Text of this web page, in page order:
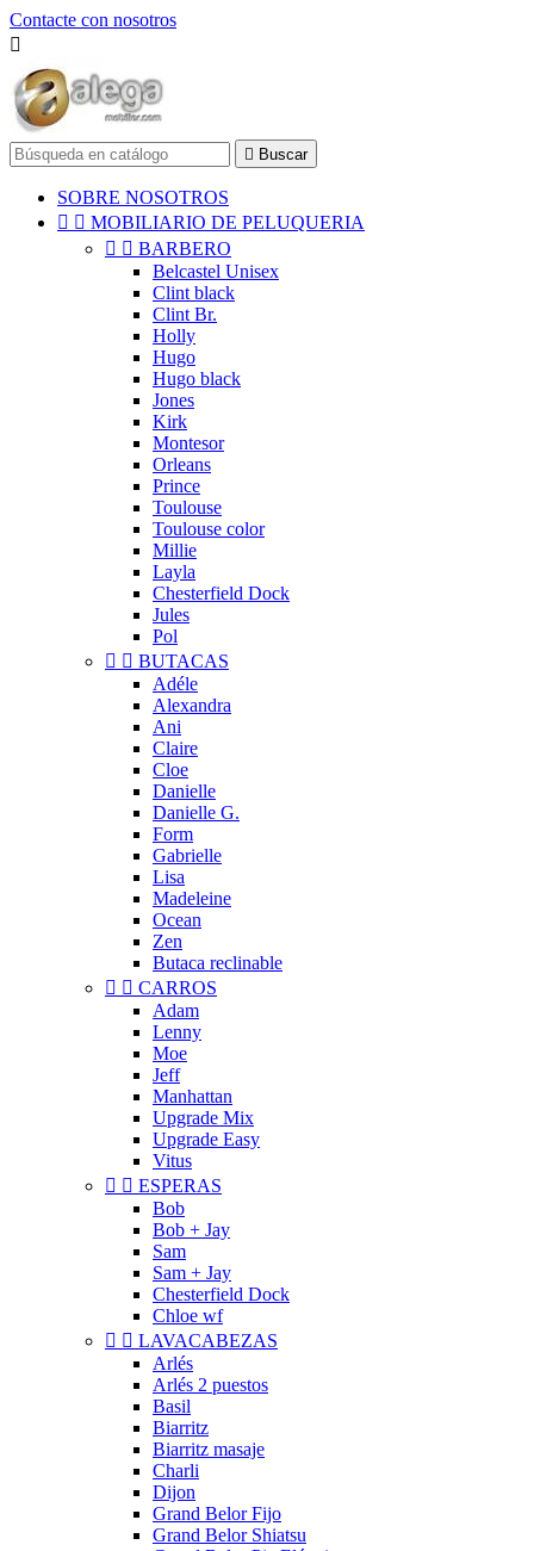
Contacte con nosotros

 Buscar
SOBRE NOSOTROS
  MOBILIARIO DE PELUQUERIA
  BARBERO
Belcastel Unisex
Clint black
Clint Br.
Holly
Hugo
Hugo black
Jones
Kirk
Montesor
Orleans
Prince
Toulouse
Toulouse color
Millie
Layla
Chesterfield Dock
Jules
Pol
  BUTACAS
Adéle
Alexandra
Ani
Claire
Cloe
Danielle
Danielle G.
Form
Gabrielle
Lisa
Madeleine
Ocean
Zen
Butaca reclinable
  CARROS
Adam
Lenny
Moe
Jeff
Manhattan
Upgrade Mix
Upgrade Easy
Vitus
  ESPERAS
Bob
Bob + Jay
Sam
Sam + Jay
Chesterfield Dock
Chloe wf
  LAVACABEZAS
Arlés
Arlés 2 puestos
Basil
Biarritz
Biarritz masaje
Charli
Dijon
Grand Belor Fijo
Grand Belor Shiatsu